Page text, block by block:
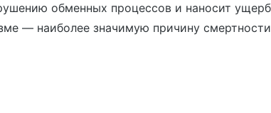
обменных процессов и наносит
— наиболее значимую причину